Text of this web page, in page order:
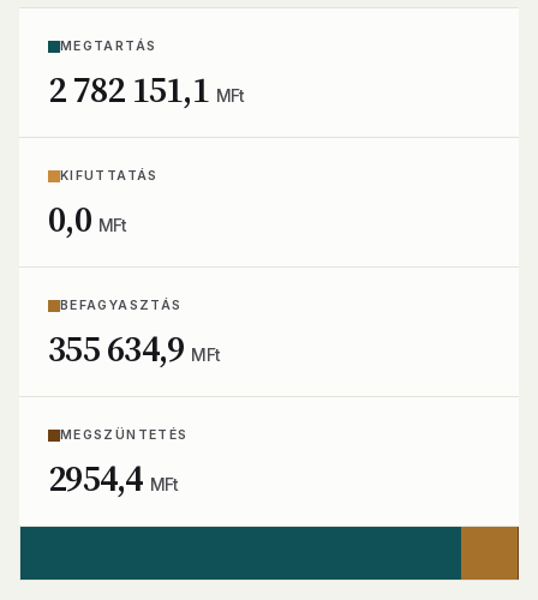
MEGTARTÁS
2 782 151,1 MFt
KIFUTTATÁS
0,0 MFt
BEFAGYASZTÁS
355 634,9 MFt
MEGSZÜNTETÉS
2954,4 MFt